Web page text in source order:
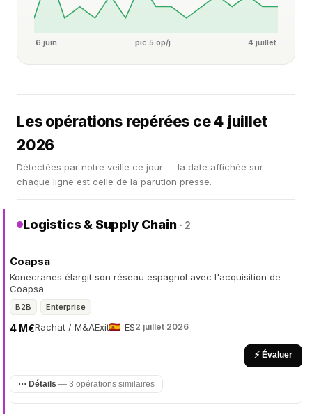
6 juin pic 5 op/j 4 juillet
Les opérations repérées ce 4 juillet
2026
Détectées par notre veille ce jour — la date affichée sur
chaque ligne est celle de la parution presse.
Logistics & Supply Chain · 2
Coapsa
Konecranes élargit son réseau espagnol avec l'acquisition de
Coapsa
B2B Enterprise
Rachat / M&A
4 M€ Exit ES2 juillet 2026
⚡ Évaluer
⋯ Détails — 3 opérations similaires